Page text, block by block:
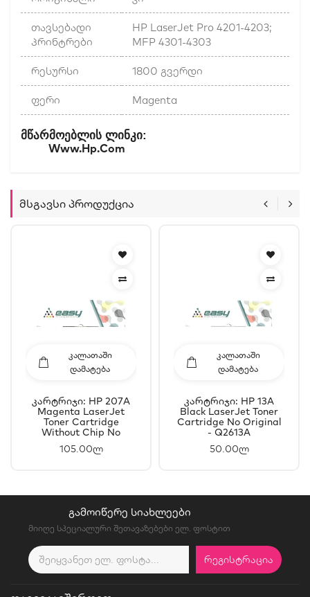
თავსებადი
პრინტრები
HP LaserJet Pro 4201-4203;
MFP 4301-4303
რესურსი 1800 გვერდი
ფერი Magenta
Მწარმოებლის Ლინკი:
Www.hp.com
Მსგავსი Პროდუქცია
ᲙᲐᲚᲐᲗᲐᲨᲘ
ᲓᲐᲛᲐᲢᲔᲑᲐ
Კარტრიჯი: HP 207A
Magenta LaserJet
Toner Cartridge
Without Chip No
Original - W2213A
105.00ლ
ᲙᲐᲚᲐᲗᲐᲨᲘ
ᲓᲐᲛᲐᲢᲔᲑᲐ
Კარტრიჯი: HP 13A
Black LaserJet Toner
Cartridge No Original
- Q2613A
50.00ლ
ᲒᲐᲛᲝᲘᲬᲔᲠᲔ ᲡᲘᲐᲮᲚᲔᲔᲑᲘ
მიიღე სპეციალური შეთავაზებები ელ. ფოსტით
ᲠᲔᲒᲘᲡᲢᲠᲐᲪᲘᲐ